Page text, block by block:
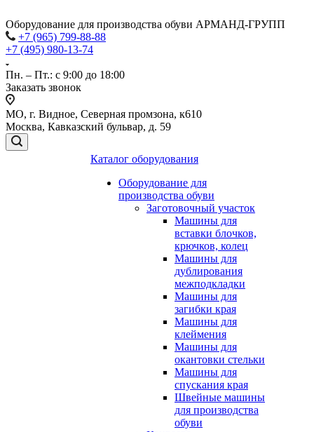
Оборудование для производства обуви АРМАНД-ГРУПП
+7 (965) 799-88-88
+7 (495) 980-13-74
Пн. – Пт.: с 9:00 до 18:00
Заказать звонок
МО, г. Видное, Северная промзона, к610
Москва, Кавказский бульвар, д. 59
Каталог оборудования
Оборудование для
производства обуви
Заготовочный участок
Машины для
вставки блочков,
крючков, колец
Машины для
дублирования
межподкладки
Машины для
загибки края
Машины для
клеймения
Машины для
окантовки стельки
Машины для
спускания края
Швейные машины
для производства
обуви